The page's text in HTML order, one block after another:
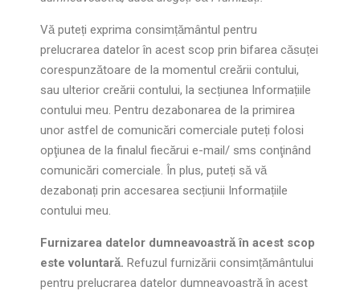
Vă puteți exprima consimțământul pentru
prelucrarea datelor în acest scop prin bifarea căsuței
corespunzătoare de la momentul creării contului,
sau ulterior creării contului, la secțiunea Informațiile
contului meu. Pentru dezabonarea de la primirea
unor astfel de comunicări comerciale puteți folosi
opţiunea de la finalul fiecărui e-mail/ sms conţinând
comunicări comerciale. În plus, puteți să vă
dezabonați prin accesarea secțiunii Informațiile
contului meu.
Furnizarea datelor dumneavoastră în acest scop
este voluntară. Refuzul furnizării consimțământului
pentru prelucrarea datelor dumneavoastră în acest